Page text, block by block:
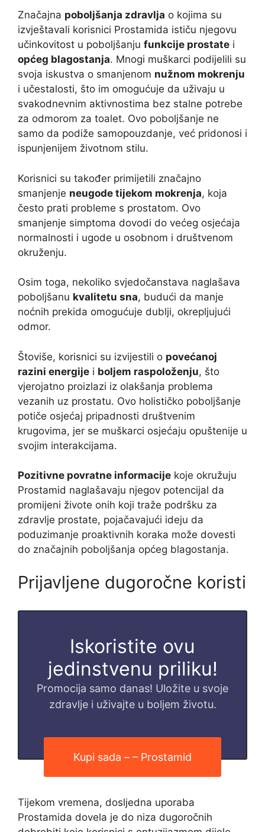
Značajna poboljšanja zdravlja o kojima su
izvještavali korisnici Prostamida ističu njegovu
učinkovitost u poboljšanju funkcije prostate i
općeg blagostanja. Mnogi muškarci podijelili su
svoja iskustva o smanjenom nužnom mokrenju
i učestalosti, što im omogućuje da uživaju u
svakodnevnim aktivnostima bez stalne potrebe
za odmorom za toalet. Ovo poboljšanje ne
samo da podiže samopouzdanje, već pridonosi i
ispunjenijem životnom stilu.
Korisnici su također primijetili značajno
smanjenje neugode tijekom mokrenja, koja
često prati probleme s prostatom. Ovo
smanjenje simptoma dovodi do većeg osjećaja
normalnosti i ugode u osobnom i društvenom
okruženju.
Osim toga, nekoliko svjedočanstava naglašava
poboljšanu kvalitetu sna, budući da manje
noćnih prekida omogućuje dublji, okrepljujući
odmor.
Štoviše, korisnici su izvijestili o povećanoj
razini energije i boljem raspoloženju, što
vjerojatno proizlazi iz olakšanja problema
vezanih uz prostatu. Ovo holističko poboljšanje
potiče osjećaj pripadnosti društvenim
krugovima, jer se muškarci osjećaju opuštenije u
svojim interakcijama.
Pozitivne povratne informacije koje okružuju
Prostamid naglašavaju njegov potencijal da
promijeni živote onih koji traže podršku za
zdravlje prostate, pojačavajući ideju da
poduzimanje proaktivnih koraka može dovesti
do značajnih poboljšanja općeg blagostanja.
Prijavljene dugoročne koristi
Iskoristite ovu
jedinstvenu priliku!
Promocija samo danas! Uložite u svoje
zdravlje i uživajte u boljem životu.
Kupi sada – – Prostamid
Tijekom vremena, dosljedna uporaba
Prostamida dovela je do niza dugoročnih